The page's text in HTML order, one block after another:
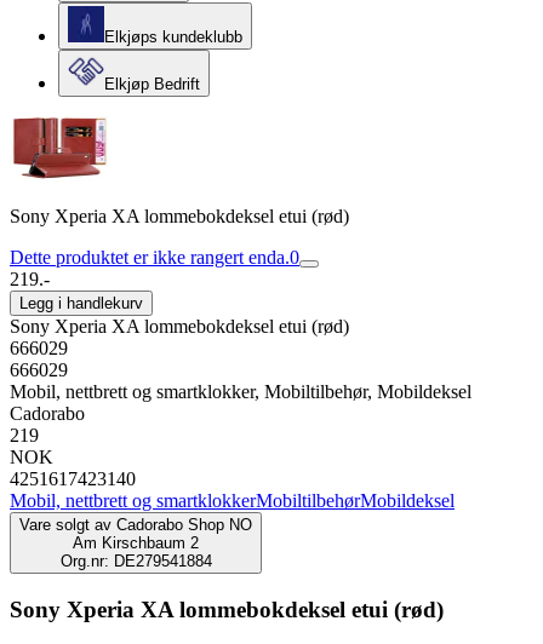
Elkjøps kundeklubb
Elkjøp Bedrift
Sony Xperia XA lommebokdeksel etui (rød)
Dette produktet er ikke rangert enda.0
219.-
Legg i handlekurv
Sony Xperia XA lommebokdeksel etui (rød)
666029
666029
Mobil, nettbrett og smartklokker, Mobiltilbehør, Mobildeksel
Cadorabo
219
NOK
4251617423140
Mobil, nettbrett og smartklokkerMobiltilbehørMobildeksel
Vare solgt av Cadorabo Shop NO
Am Kirschbaum 2
Org.nr: DE279541884
Sony Xperia XA lommebokdeksel etui (rød)